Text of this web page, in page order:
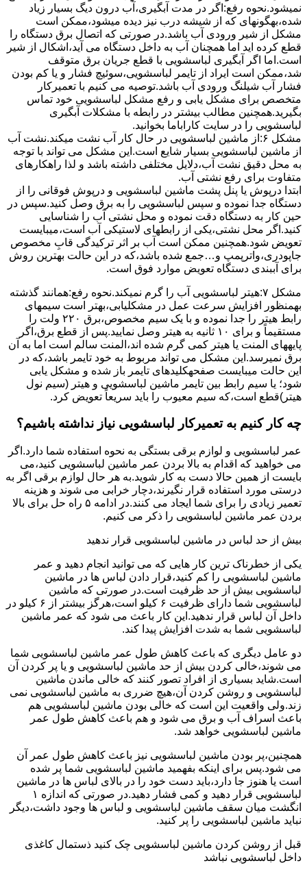
نمیشود.نحوه رﻓﻊ:اﮔﺮ در ﻣﺪت آﺑﮕﯿﺮی،آب درون دﯾﮓ ﺑﺴﯿﺎر زﯾﺎد
ﺷﺪه،بهگونهای ﮐﻪ از ﺷﯿﺸﻪ درب ﻧﯿﺰ دﯾﺪه میشود،ممکن است
مشکل از شیر ورودی آب باشد.در صورتی که اتصال برق دستگاه را
قطع کرده اید اما همچنان آب به داخل دستگاه می آید،اشکال از شیر
است.اما اگر آبگیری لباسشویی با قطع جریان برق متوقف
شد،ممکن است ایراد از تایمر لباسشویی،سوئیچ فشار و یا کم بودن
فشار آب شیلنگ ورودی آب باشد.توصیه می کنیم با تعمیرکار
متخصص برای مشکل یابی و رفع مشکل لباسشویی خود تماس
بگیرید.همچنین مطالب بیشتر در رابطه با مشکلات آبگیری
لباسشویی را در سایت کاراباما بخوانید.
مشکل ۶:از ﻣﺎﺷﯿﻦ لباسشویی در ﺣﺎل ﮐﺎر آب ﻧﺸﺖ میکند.نشت آب
از ماشین لباسشویی بسیار شایع است.این مشکل می تواند با توجه
به محل دقیق نشت آب،دلایل مختلفی داشته باشد و لذا راهکارهای
متفاوت برای رفع نشتی آب.
ابتدا درپوش یا پنل ﭘﺸﺖ ﻣﺎﺷﯿﻦ لباسشویی و درپوش ﻓﻮﻗﺎﻧﯽ را از
دستگاه ﺟﺪا ﻧﻤﻮده و ﺳﭙﺲ لباسشویی را ﺑﻪ ﺑﺮق وصل ﮐﻨﯿﺪ.سپس در
حین کار به دستگاه دقت نموده و ﻣﺤﻞ نشتی آب را ﺷﻨﺎﺳﺎﯾﯽ
کنید.اﮔﺮ ﻣﺤﻞ نشتی،ﯾﮑﯽ از رابطهای ﻻﺳﺘﯿﮑﯽ آب اﺳﺖ،میبایست
ﺗﻌﻮﯾﺾ شود.همچنین ﻣﻤﮑﻦ اﺳﺖ آب بر اثر ﺗﺮﮐﯿﺪﮔﯽ قابِ ﻣﺨﺼﻮص
ﺟﺎﭘﻮدری،واترپمپ و…جمع شده ﺑﺎﺷﺪ،ﮐﻪ در این حالت بهترین روش
برای آببندی دستگاه ﺗﻌﻮﯾﺾ ﻣﻮارد ﻓﻮق اﺳﺖ.
مشکل ۷:ﻫﯿﺘﺮ لباسشویی آب را ﮔﺮم نمیکند.نحوه رﻓﻊ:ﻫﻤﺎﻧﻨﺪ ﮔﺬﺷﺘﻪ
بهمنظور اﻓﺰاﯾﺶ ﺳﺮﻋﺖ ﻋﻤﻞ در مشکلیابی،بهتر است سیمهای
راﺑﻂ ﻫﯿﺘﺮ را ﺟﺪا ﻧﻤﻮده و ﺑﺎ ﯾﮏ ﺳﯿﻢ ﻣﺨﺼﻮص،برق ۲۲۰ ولت را
مستقیماً و برای ۱۰ ﺛﺎﻧﯿﻪ ﺑﻪ ﻫﯿﺘﺮ وصل نمایید.ﭘﺲ از ﻗﻄﻊ ﺑﺮق،اﮔﺮ
پایههای اﻟﻤﻨﺖ یا هیتر کمی ﮔﺮم ﺷﺪه اند،اﻟﻤﻨﺖ ﺳﺎﻟﻢ است اما ﺑﻪ آن
ﺑﺮق نمیرسد.اﯾﻦ ﻣﺸﮑﻞ می تواند مربوط به ﺧﻮد ﺗﺎﯾﻤﺮ باشد،ﮐﻪ در
این حالت میبایست صفحهکلیدهای ﺗﺎﯾﻤﺮ باز شده و مشکل یابی
شود؛ ﯾﺎ ﺳﯿﻢ راﺑﻂ ﺑﯿﻦ ﺗﺎﯾﻤﺮ ماشین لباسشویی و ﻫﯿﺘﺮ (سیم ﻧﻮل
ﻫﯿﺘﺮ)ﻗﻄﻊ اﺳﺖ،ﮐﻪ ﺳﯿﻢ ﻣﻌﯿﻮب را ﺑﺎﯾﺪ سریعاً ﺗﻌﻮﯾﺾ کرد.
چه کار کنیم به تعمیرکار لباسشویی نیاز نداشته باشیم؟
عمر لباسشویی و لوازم برقی بستگی به نحوه استفاده شما دارد.اگر
می خواهید که اقدام به بالا بردن عمر ماشین لباسشویی کنید،می
بایست از همین حالا دست به کار شوید.به هر حال لوازم برقی اگر به
درستی مورد استفاده قرار نگیرند،دچار خرابی می شوند و هزینه
تعمیر زیادی را برای شما ایجاد می کنند.در ادامه ۵ راه حل برای بالا
بردن عمر ماشین لباسشویی را ذکر می کنیم.
بیش از حد لباس در ماشین لباسشویی قرار ندهید
یکی از خطرناک ترین کار هایی که می توانید انجام دهید و عمر
ماشین لباسشویی را کم کنید،قرار دادن لباس ها در ماشین
لباسشویی بیش از حد ظرفیت است.در صورتی که ماشین
لباسشویی شما دارای ظرفیت ۶ کیلو است،هرگز بیشتر از ۶ کیلو در
داخل آن لباس قرار ندهید.این کار باعث می شود که عمر ماشین
لباسشویی شما به شدت افزایش پیدا کند.
دو عامل دیگری که باعث کاهش طول عمر ماشین لباسشویی شما
می شوند،خالی کردن بیش از حد ماشین لباسشویی و یا پر کردن آن
است.شاید بسیاری از افراد تصور کنند که خالی ماندن ماشین
لباسشویی و روشن کردن آن،هیچ ضرری به ماشین لباسشویی نمی
زند.ولی واقعیت این است که خالی بودن ماشین لباسشویی هم
باعث اسراف آب و برق می شود و هم باعث کاهش طول عمر
ماشین لباسشویی خواهد شد.
همچنین،پر بودن ماشین لباسشویی نیز باعث کاهش طول عمر آن
می شود.پس برای اینکه بفهمید ماشین لباسشویی شما پر شده
است یا هنوز جا دارد،باید دست خود را در بالای لباس ها در ماشین
لباسشویی قرار دهید و کمی فشار دهید.در صورتی که اندازه ۱
انگشت میان سقف ماشین لباسشویی و لباس ها وجود داشت،دیگر
نباید ماشین لباسشویی را پر کنید.
قبل از روشن کردن ماشین لباسشویی چک کنید ذستمال کاغذی
داخل لباسشویی نباشد